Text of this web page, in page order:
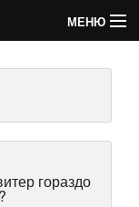
МЕНЮ
гораздо